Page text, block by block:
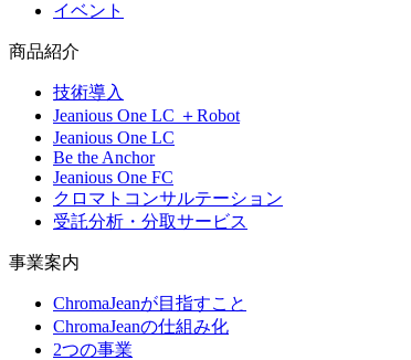
イベント
商品紹介
技術導入
Jeanious One LC ＋Robot
Jeanious One LC
Be the Anchor
Jeanious One FC
クロマトコンサルテーション
受託分析・分取サービス
事業案内
ChromaJeanが目指すこと
ChromaJeanの仕組み化
2つの事業